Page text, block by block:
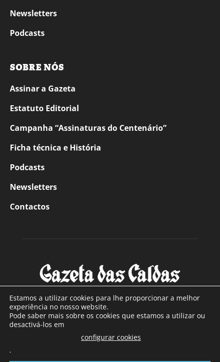
Newsletters
Podcasts
SOBRE NÓS
Assinar a Gazeta
Estatuto Editorial
Campanha “Assinaturas do Centenário”
Ficha técnica e História
Podcasts
Newsletters
Contactos
SOBRE NÓS
Com sede nas Caldas da Rainha e mais de 90 anos de
Estamos a utilizar cookies para lhe proporcionar a melhor
experiência no nosso website.
Pode saber mais sobre os cookies que estamos a utilizar ou
desactivá-los em
configurar cookies
.